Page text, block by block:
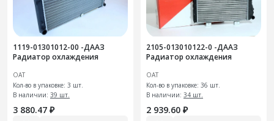
1119-01301012-00 -ДААЗ
Радиатор охлаждения
ОАТ
Кол-во в упаковке: 3 шт.
В наличии: 39 шт.
3 880.47 ₽
2105-013010122-0 -ДААЗ
Радиатор охлаждения
ОАТ
Кол-во в упаковке: 36 шт.
В наличии: 34 шт.
2 939.60 ₽